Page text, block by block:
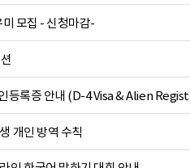
모집 - 신청마감-
등록증 안내 (D-4 Visa & Alien
개인 방역 수칙